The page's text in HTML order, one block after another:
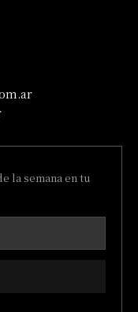
la semana en tu